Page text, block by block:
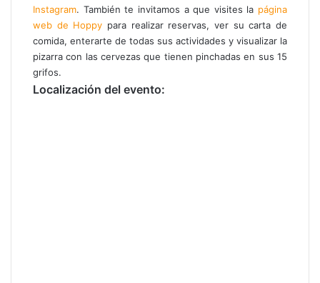
Instagram. También te invitamos a que visites la página
web de Hoppy para realizar reservas, ver su carta de
comida, enterarte de todas sus actividades y visualizar la
pizarra con las cervezas que tienen pinchadas en sus 15
grifos.
Localización del evento: